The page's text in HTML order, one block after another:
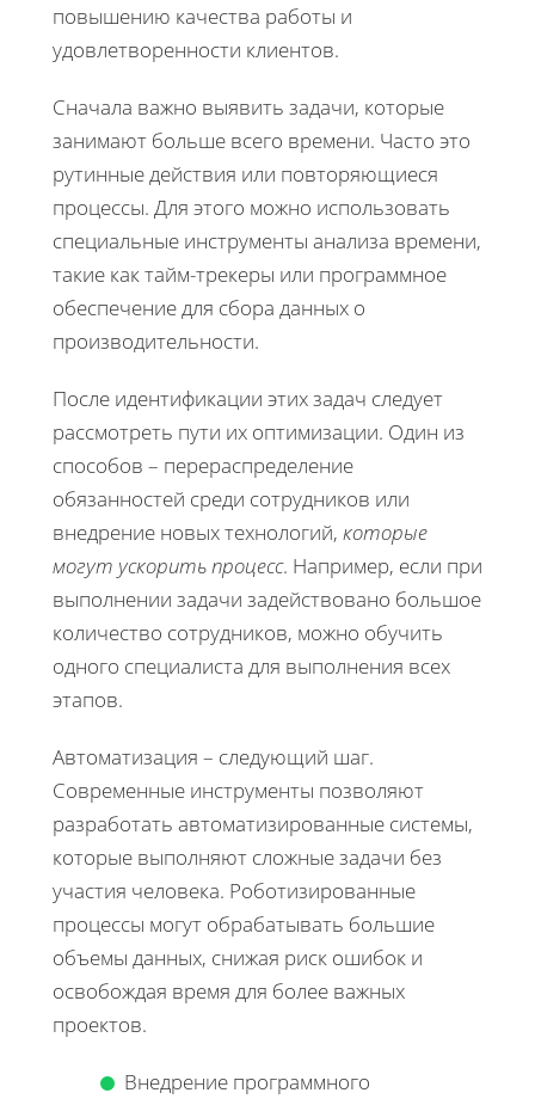
повышению качества работы и
удовлетворенности клиентов.
Сначала важно выявить задачи, которые
занимают больше всего времени. Часто это
рутинные действия или повторяющиеся
процессы. Для этого можно использовать
специальные инструменты анализа времени,
такие как тайм-трекеры или программное
обеспечение для сбора данных о
производительности.
После идентификации этих задач следует
рассмотреть пути их оптимизации. Один из
способов – перераспределение
обязанностей среди сотрудников или
внедрение новых технологий, которые
могут ускорить процесс. Например, если при
выполнении задачи задействовано большое
количество сотрудников, можно обучить
одного специалиста для выполнения всех
этапов.
Автоматизация – следующий шаг.
Современные инструменты позволяют
разработать автоматизированные системы,
которые выполняют сложные задачи без
участия человека. Роботизированные
процессы могут обрабатывать большие
объемы данных, снижая риск ошибок и
освобождая время для более важных
проектов.
Внедрение программного